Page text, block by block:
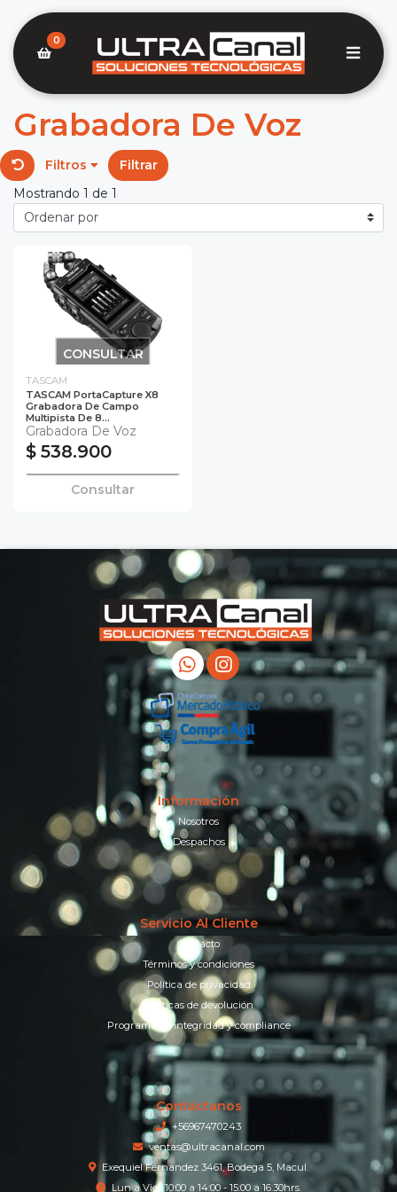
0
Grabadora De Voz
Filtros
Filtrar
Mostrando 1 de 1
CONSULTAR
TASCAM
TASCAM PortaCapture X8
Grabadora De Campo
Multipista De 8...
Grabadora De Voz
$ 538.900
Consultar
Información
Nosotros
Despachos
Servicio Al Cliente
Contacto
Términos y condiciones
Política de privacidad
Políticas de devolución
Programa de integridad y compliance
Contáctanos
+56967470243
ventas@ultracanal.com
Exequiel Fernandez 3461, Bodega 5, Macul.
Lun a Vier 10:00 a 14:00 - 15:00 a 16:30hrs.